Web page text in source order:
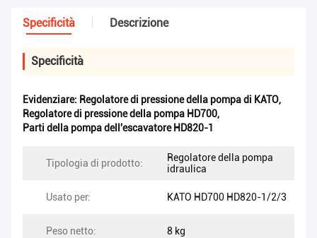
Specificità Descrizione
Specificità
Evidenziare: Regolatore di pressione della pompa di KATO,
Regolatore di pressione della pompa HD700,
Parti della pompa dell'escavatore HD820-1
Tipologia di prodotto:
Regolatore della pompa
idraulica
Usato per: KATO HD700 HD820-1/2/3
Peso netto: 8 kg